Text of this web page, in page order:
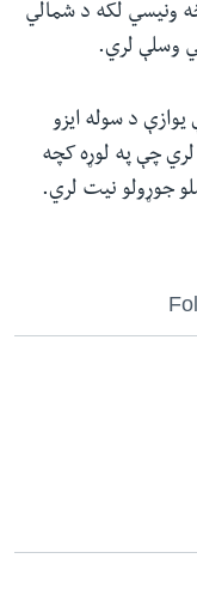
ونیسي لکه د شمالي
وسلې لري.
د سوله ایزو
لري چې په لوړه کچه
جوړولو نیت لري.